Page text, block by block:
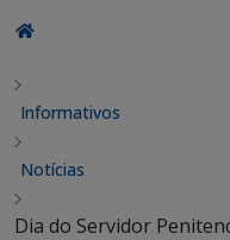
Informativos
Notícias
Dia do Servidor